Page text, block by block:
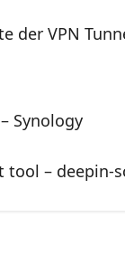
der VPN
Synology
tool – deepin-